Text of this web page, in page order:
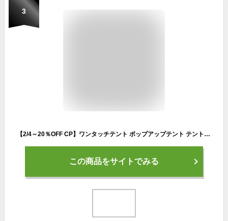
3
【2/4～20％OFF CP】ワンタッチテント ポップアップテント テント 2人用 1人用 アウトドア 簡易テント サンシェード UVカット 紫外線カット 日焼け対策 防水 軽量 簡単 コンパクト収納 かわいい おしゃれ 防災 キャンプ ピクニック 海 山 プレゼント 送料無料
この商品をサイトでみる